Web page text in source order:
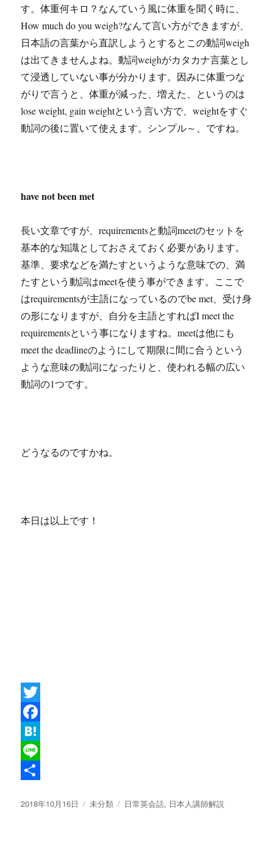
す。体重何キロ？なんていう風に体重を聞く時に、
How much do you weigh?なんて言い方ができますが、
日本語の言葉から直訳しようとするとこの動詞weigh
は出てきませんよね。動詞weighがカタカナ言葉とし
て浸透していない事が分かります。因みに体重つな
がりで言うと、体重が減った、増えた、というのは
lose weight, gain weightという言い方で、weightをすぐ
動詞の後に置いて使えます。シンプル～、ですね。
have not been met
長い文章ですが、requirementsと動詞meetのセットを
基本的な知識としておさえておく必要があります。
基準、要求などを満たすというような意味での、満
たすという動詞はmeetを使う事ができます。ここで
はrequirementsが主語になっているのでbe met、受け身
の形になりますが、自分を主語とすればI meet the
requirementsという事になりますね。meetは他にも
meet the deadlineのようにして期限に間に合うという
ような意味の動詞になったりと、使われる幅の広い
動詞の1つです。
どうなるのですかね。
本日は以上です！
T
w
i
e
F
a
c
b
H
a
e
L
n
有
投
2018年10月16日
カ
未分類
タ
日常英会話, 日本人講師解説